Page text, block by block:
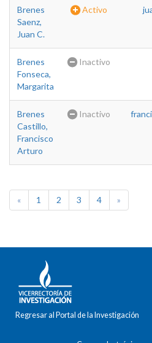
Brenes
Saenz,
Juan C.
Activo
Brenes
Fonseca,
Margarita
Inactivo
Brenes
Castillo,
Francisco
Arturo
Inactivo
« 1 2 3 4 »
Regresar al Portal de la Investigación